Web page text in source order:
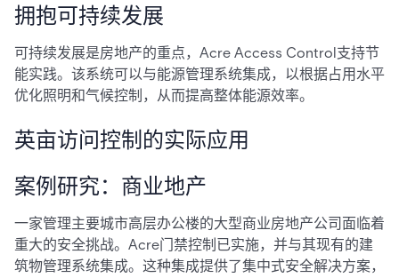
拥抱可持续发展
可持续发展是房地产的重点，Acre Access Control支持节
能实践。该系统可以与能源管理系统集成，以根据占用水平
优化照明和气候控制，从而提高整体能源效率。
英亩访问控制的实际应用
案例研究：商业地产
一家管理主要城市高层办公楼的大型商业房地产公司面临着
重大的安全挑战。Acre门禁控制已实施，并与其现有的建
筑物管理系统集成。这种集成提供了集中式安全解决方案，